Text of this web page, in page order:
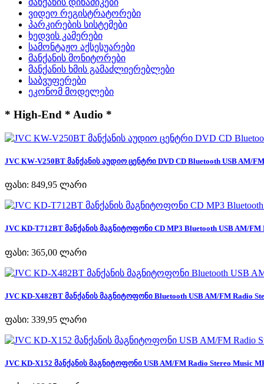
მანქანის დინამიკები
ვიდეო რეგისტრატორები
პარკირების სისტემები
ხედვის კამერები
სამონტაჟო აქსესუარები
მანქანის მონიტორები
მანქანის ხმის გამაძლიერებლები
საბვუფერები
ეკონომ მოდელები
* High-End * Audio *
JVC KW-V250BT მანქანის აუდიო ცენტრი DVD CD Bluetooth USB AM/
ფასი: 849,95 ლარი
JVC KD-T712BT მანქანის მაგნიტოფონი CD MP3 Bluetooth USB AM/FM
ფასი: 365,00 ლარი
JVC KD-X482BT მანქანის მაგნიტოფონი Bluetooth USB AM/FM Radio
ფასი: 339,95 ლარი
JVC KD-X152 მანქანის მაგნიტოფონი USB AM/FM Radio Stereo Music